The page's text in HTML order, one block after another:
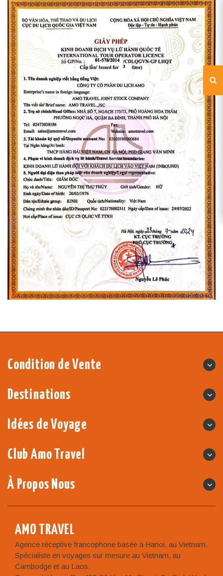
Condition de Vente
Destinations
Idées de Voyage
Club Amo Travel
À Propos Nous
AMO TRAVEL
Agence réceptive francophone basée à Hanoi, au Vietnam.
Spécialiste en voyages sur mesure au Vietnam, au
Cambodge et au Laos.